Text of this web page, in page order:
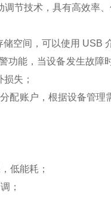
节技术，具有高效率
空间，可以使用 USB
功能，当设备发生故
失；
配账户，根据设备管
低能耗；
；